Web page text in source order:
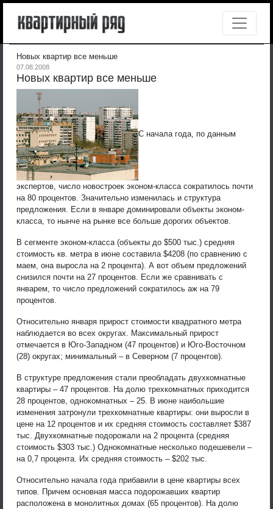
Новых квартир все меньше
07.08.2008
Новых квартир все меньше
С начала года, по данным
экспертов, число новостроек эконом-класса сократилось почти
на 80 процентов. Значительно изменилась и структура
предложения. Если в январе доминировали объекты эконом-
класса, то нынче на рынке все больше дорогих объектов.
В сегменте эконом-класса (объекты до $500 тыс.) средняя
стоимость кв. метра в июне составила $4208 (по сравнению с
маем, она выросла на 2 процента). А вот объем предложений
снизился почти на 27 процентов. Если же сравнивать с
январем, то число предложений сократилось аж на 79
процентов.
Относительно января прирост стоимости квадратного метра
наблюдается во всех округах. Максимальный прирост
отмечается в Юго-Западном (47 процентов) и Юго-Восточном
(28) округах; минимальный – в Северном (7 процентов).
В структуре предложения стали преобладать двухкомнатные
квартиры – 47 процентов. На долю трехкомнатных приходится
28 процентов, однокомнатных – 25. В июне наибольшие
изменения затронули трехкомнатные квартиры: они выросли в
цене на 12 процентов и их средняя стоимость составляет $387
тыс. Двухкомнатные подорожали на 2 процента (средняя
стоимость $303 тыс.) Однокомнатные несколько подешевели –
на 0,7 процента. Их средняя стоимость – $202 тыс.
Относительно начала года прибавили в цене квартиры всех
типов. Причем основная масса подорожавших квартир
расположена в монолитных домах (65 процентов). На долю